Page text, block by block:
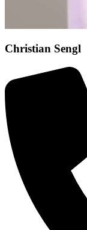
Christian Sengl